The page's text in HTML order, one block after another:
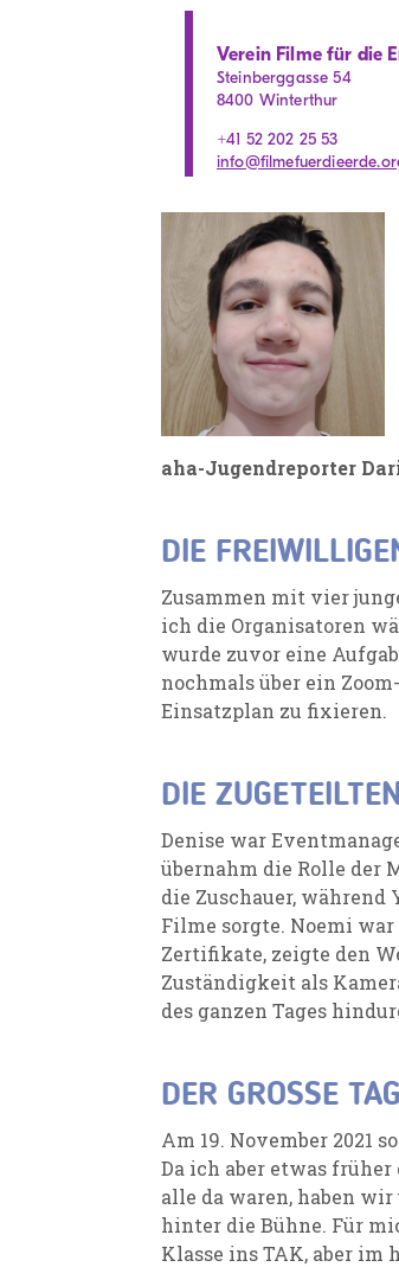
aha-Jugendreporter
DIE
Zusammen mit vier
ich die Organisatoren
wurde zuvor eine
nochmals über ein
Einsatzplan zu fixieren.
DIE
Denise war
übernahm die Rolle der
die Zuschauer, während
Filme sorgte. Noemi
Zertifikate, zeigte den
Zuständigkeit als
des ganzen Tages
DER GROSSE TAG
Am 19. November 2021
Da ich aber etwas
alle da waren, haben
hinter die Bühne. Für
Klasse ins TAK, aber